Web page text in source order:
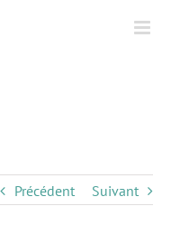
Précédent Suivant